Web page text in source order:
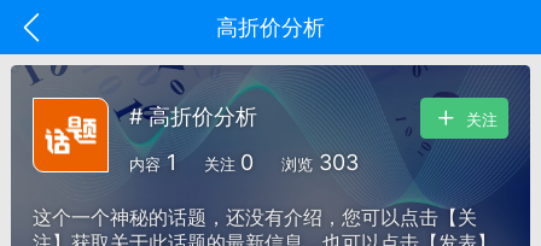
高折价分析
# 高折价分析
内容 1 关注 0 浏览 303
关注
这个一个神秘的话题，还没有介绍，您可以点击【关